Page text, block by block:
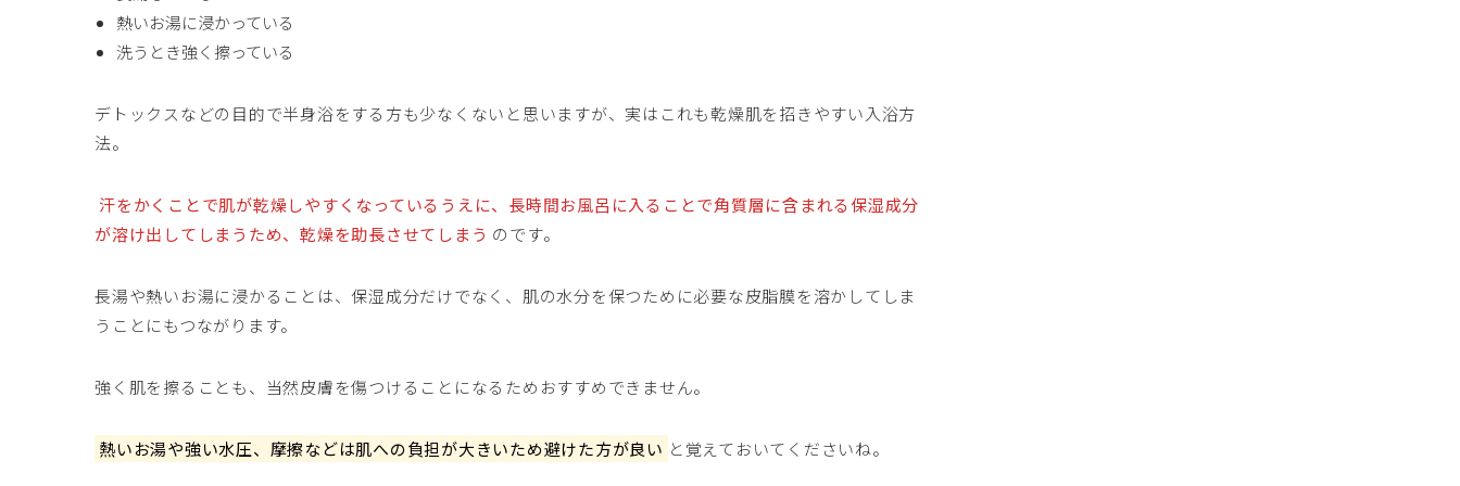
熱いお湯に浸かっている
洗うとき強く擦っている
デトックスなどの目的で半身浴をする方も少なくないと思いますが、実はこれも乾燥肌を招きやすい入浴方
法。
汗をかくことで肌が乾燥しやすくなっているうえに、長時間お風呂に入ることで角質層に含まれる保湿成分
が溶け出してしまうため、乾燥を助長させてしまう のです。
長湯や熱いお湯に浸かることは、保湿成分だけでなく、肌の水分を保つために必要な皮脂膜を溶かしてしま
うことにもつながります。
強く肌を擦ることも、当然皮膚を傷つけることになるためおすすめできません。
熱いお湯や強い水圧、摩擦などは肌への負担が大きいため避けた方が良い と覚えておいてくださいね。